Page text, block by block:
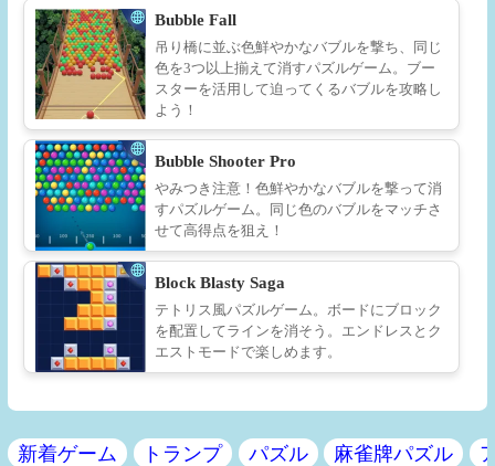
Bubble Fall
吊り橋に並ぶ色鮮やかなバブルを撃ち、同じ
色を3つ以上揃えて消すパズルゲーム。ブー
スターを活用して迫ってくるバブルを攻略し
よう！
Bubble Shooter Pro
やみつき注意！色鮮やかなバブルを撃って消
すパズルゲーム。同じ色のバブルをマッチさ
せて高得点を狙え！
Block Blasty Saga
テトリス風パズルゲーム。ボードにブロック
を配置してラインを消そう。エンドレスとク
エストモードで楽しめます。
新着ゲーム トランプ パズル 麻雀牌パズル